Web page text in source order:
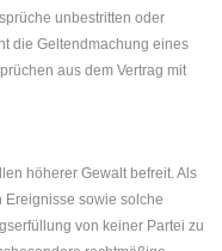
unbestritten oder
die Geltendmachung eines
aus dem Vertrag mit
höherer Gewalt befreit. Als
Ereignisse sowie solche
von keiner Partei zu